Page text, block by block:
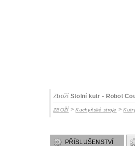
Zboží Stolní kutr - Robot
ZBOŽÍ>Kuchyňské stroje >
PŘÍSLUŠENSTVÍ